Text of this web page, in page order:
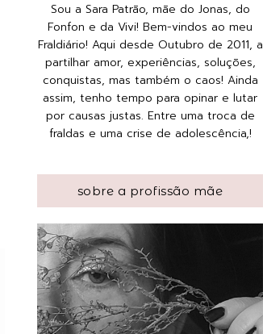
Sou a Sara Patrão, mãe do Jonas, do
Fonfon e da Vivi! Bem-vindos ao meu
Fraldiário! Aqui desde Outubro de 2011, a
partilhar amor, experiências, soluções,
conquistas, mas também o caos! Ainda
assim, tenho tempo para opinar e lutar
por causas justas. Entre uma troca de
fraldas e uma crise de adolescência,!
sobre a profissão mãe